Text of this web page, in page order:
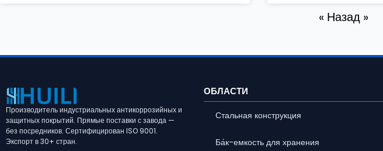
« Назад »
Производитель индустриальных антикоррозийных и
защитных покрытий. Прямые поставки с завода —
без посредников. Сертифицирован ISO 9001.
Экспорт в 30+ стран.
ОБЛАСТИ
Стальная конструкция
Ба́к-емкость для хранения